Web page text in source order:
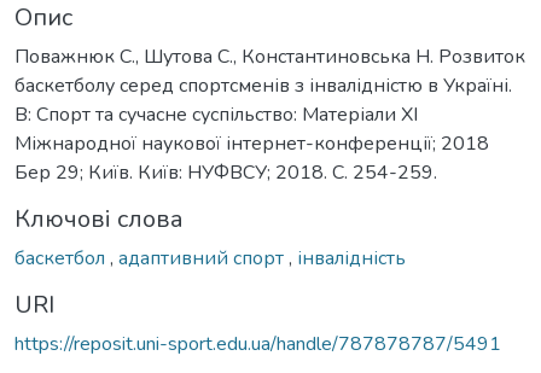
Опис
Поважнюк С., Шутова С., Константиновська Н. Розвиток
баскетболу серед спортсменів з інвалідністю в Україні.
В: Спорт та сучасне суспільство: Матеріали ХІ
Міжнародної наукової інтернет-конференції; 2018
Бер 29; Київ. Київ: НУФВСУ; 2018. С. 254-259.
Ключові слова
баскетбол , адаптивний спорт, інвалідність
URI
https://reposit.uni-sport.edu.ua/handle/787878787/5491